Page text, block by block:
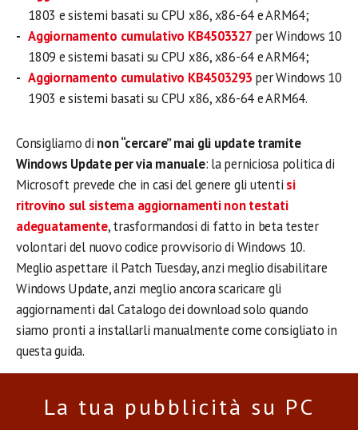
1803 e sistemi basati su CPU x86, x86-64 e ARM64;
Aggiornamento cumulativo KB4503327 per Windows 10
1809 e sistemi basati su CPU x86, x86-64 e ARM64;
Aggiornamento cumulativo KB4503293 per Windows 10
1903 e sistemi basati su CPU x86, x86-64 e ARM64.
Consigliamo di non “cercare” mai gli update tramite
Windows Update per via manuale: la perniciosa politica di
Microsoft prevede che in casi del genere gli utenti si
ritrovino sul sistema aggiornamenti non testati
adeguatamente, trasformandosi di fatto in beta tester
volontari del nuovo codice provvisorio di Windows 10.
Meglio aspettare il Patch Tuesday, anzi meglio disabilitare
Windows Update, anzi meglio ancora scaricare gli
aggiornamenti dal Catalogo dei download solo quando
siamo pronti a installarli manualmente come consigliato in
questa guida.
La tua pubblicità su PC